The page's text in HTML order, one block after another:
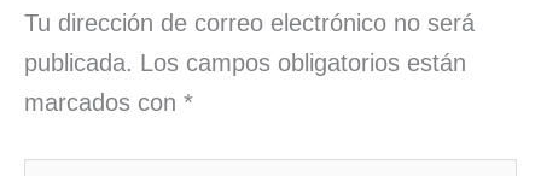
Tu dirección de correo electrónico no será
publicada. Los campos obligatorios están
marcados con *